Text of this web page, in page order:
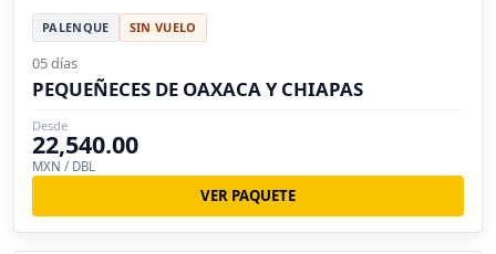
PALENQUE SIN VUELO
05 días
PEQUEÑECES DE OAXACA Y CHIAPAS
Desde
22,540.00
MXN / DBL
VER PAQUETE